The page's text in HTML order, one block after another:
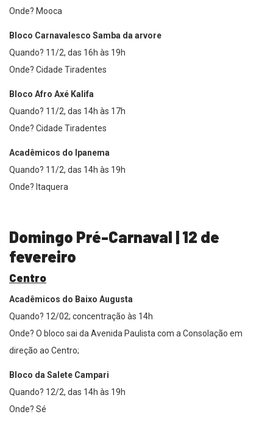
Onde? Mooca
Bloco Carnavalesco Samba da arvore
Quando? 11/2, das 16h às 19h
Onde? Cidade Tiradentes
Bloco Afro Axé Kalifa
Quando? 11/2, das 14h às 17h
Onde? Cidade Tiradentes
Acadêmicos do Ipanema
Quando? 11/2, das 14h às 19h
Onde? Itaquera
Domingo Pré-Carnaval | 12 de
fevereiro
Centro
Acadêmicos do Baixo Augusta
Quando? 12/02; concentração às 14h
Onde? O bloco sai da Avenida Paulista com a Consolação em
direção ao Centro;
Bloco da Salete Campari
Quando? 12/2, das 14h às 19h
Onde? Sé